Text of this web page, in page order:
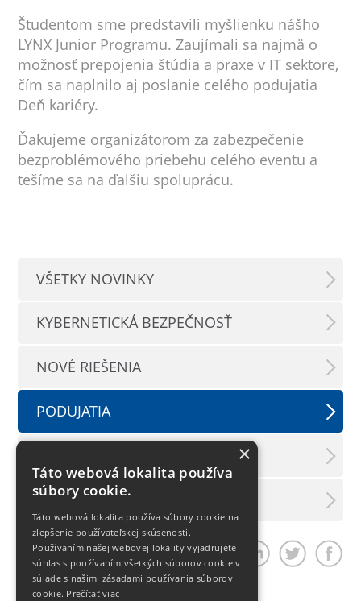
Študentom sme predstavili myšlienku nášho
LYNX Junior Programu. Zaujímali sa najmä o
možnosť prepojenia štúdia a praxe v IT sektore,
čím sa naplnilo aj poslanie celého podujatia
Deň kariéry.
Ďakujeme organizátorom za zabezpečenie
bezproblémového priebehu celého eventu a
tešíme sa na ďalšiu spoluprácu.
VŠETKY NOVINKY
KYBERNETICKÁ BEZPEČNOSŤ
NOVÉ RIEŠENIA
PODUJATIA
LX INFORMAČNÝ SERVIS
Zdieľať článok
×
Táto webová lokalita používa
súbory cookie.
Táto webová lokalita používa súbory cookie na
zlepšenie používateľskej skúsenosti.
Používaním našej webovej lokality vyjadrujete
súhlas s používaním všetkých súborov cookie v
súlade s našimi zásadami používania súborov
cookie. Prečítať viac